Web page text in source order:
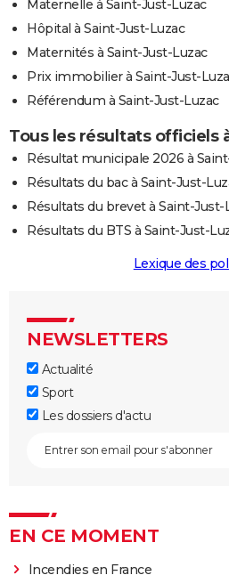
Maternelle à Saint-Just-Luzac
Hôpital à Saint-Just-Luzac
Maternités à Saint-Just-Luzac
Prix immobilier à Saint-Just-
Référendum à Saint-Just-Luzac
Tous les résultats officiels
Résultat municipale 2026 à
Résultats du bac à Saint-Just-
Résultats du brevet à Saint-Just-
Résultats du BTS à Saint-Just-
Lexique des
NEWSLETTERS
Actualité
Sport
Les dossiers d'actu
EN CE MOMENT
Incendies en France